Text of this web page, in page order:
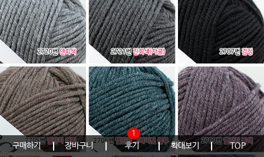
구매하기 장바구니 후기
1
확대보기 TOP